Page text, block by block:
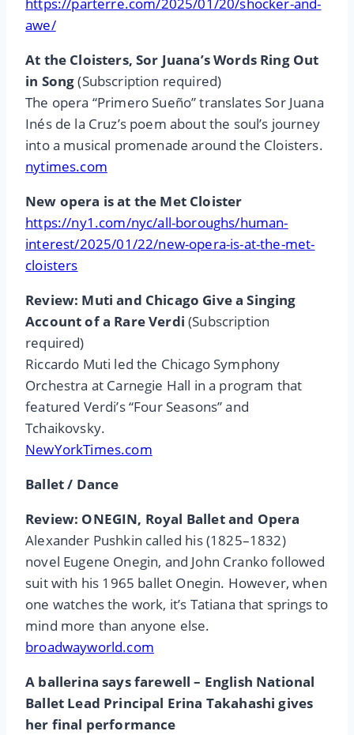
awe/
At the Cloisters, Sor Juana’s Words Ring Out
in Song(Subscription required)
The opera “Primero Sueño” translates Sor Juana
Inés de la Cruz’s poem about the soul’s journey
into a musical promenade around the Cloisters.
nytimes.com
New opera is at the Met Cloister
https://ny1.com/nyc/all-boroughs/human-
interest/2025/01/22/new-opera-is-at-the-met-
cloisters
Review: Muti and Chicago Give a Singing
Account of a Rare Verdi (Subscription
required)
Riccardo Muti led the Chicago Symphony
Orchestra at Carnegie Hall in a program that
featured Verdi’s “Four Seasons” and
Tchaikovsky.
NewYorkTimes.com
Ballet / Dance
Review: ONEGIN, Royal Ballet and Opera
Alexander Pushkin called his (1825–1832)
novel Eugene Onegin, and John Cranko followed
suit with his 1965 ballet Onegin. However, when
one watches the work, it’s Tatiana that springs to
mind more than anyone else.
broadwayworld.com
A ballerina says farewell – English National
Ballet Lead Principal Erina Takahashi gives
her final performance